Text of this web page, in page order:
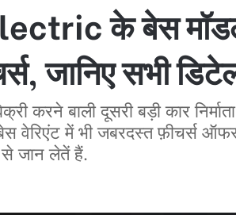
के बेस
जानिए सभी
करने बाली दूसरी बड़ी कार
में भी जबरदस्त फ़ीचर्स
से जान लेतें हैं.